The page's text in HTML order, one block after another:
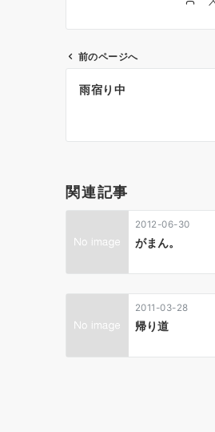
投
ゲ
ー
シ
ョ
ン
前のページへ
雨宿り中
関連記事
2012-06-30
がまん。
2011-03-28
帰り道